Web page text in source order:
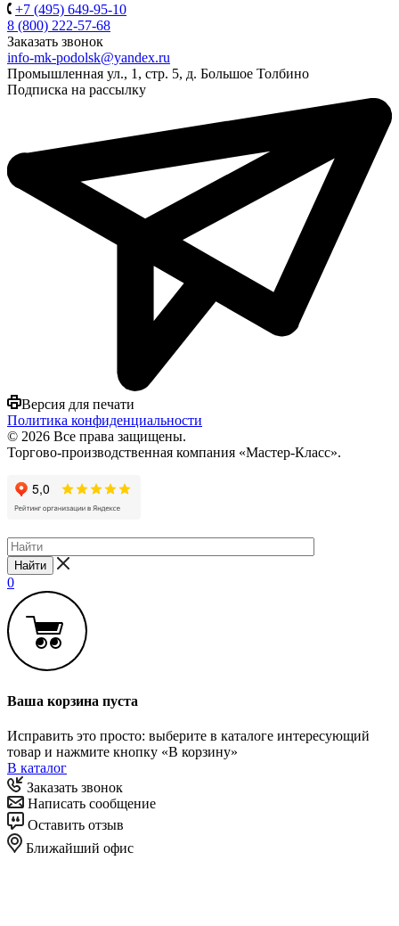
+7 (495) 649-95-10
8 (800) 222-57-68
Заказать звонок
info-mk-podolsk@yandex.ru
Промышленная ул., 1, стр. 5, д. Большое Толбино
Подписка на рассылку
Версия для печати
Политика конфиденциальности
© 2026 Все права защищены.
Торгово-производственная компания «Мастер-Класс».
Найти
0
Ваша корзина пуста
Исправить это просто: выберите в каталоге интересующий
товар и нажмите кнопку «В корзину»
В каталог
Заказать звонок
Написать сообщение
Оставить отзыв
Ближайший офис